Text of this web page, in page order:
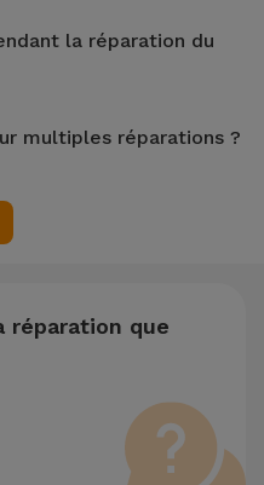
20 à 30 minutes.
la réparation du
une sauvegarde. La page
multiples réparations ?
Oppo A A54s nécessite
réalisées
réparation que